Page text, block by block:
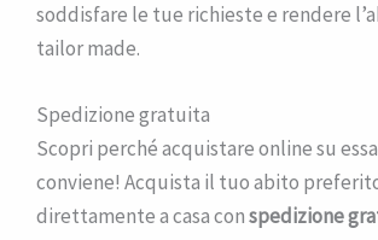
soddisfare le tue richieste e rendere
tailor made.
Spedizione gratuita
Scopri perché acquistare online su
conviene! Acquista il tuo abito
direttamente a casa conspedizione